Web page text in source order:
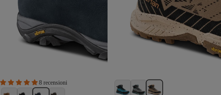
8 recensioni